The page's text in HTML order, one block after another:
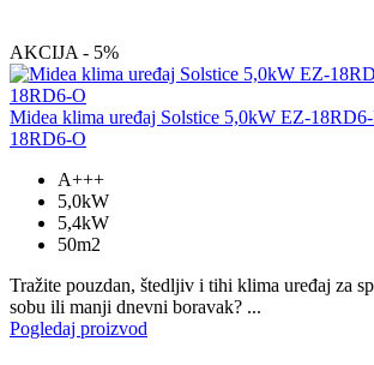
AKCIJA - 5%
Midea klima uređaj Solstice 5,0kW EZ-
18RD6-O
A+++
5,0kW
5,4kW
50m2
Tražite pouzdan, štedljiv i tihi klima uređaj za
sobu ili manji dnevni boravak? ...
Pogledaj proizvod